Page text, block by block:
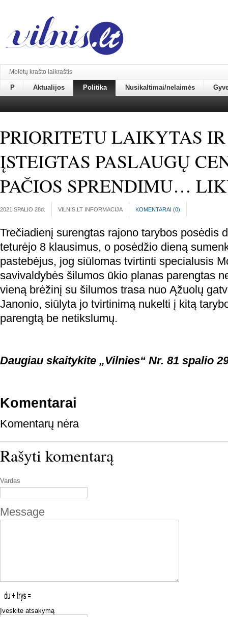
Molėtų krašto laikraštis
P Aktualijos Politika Nusikaltimai/nelaimės
PRIORITETU LAIKYTAS
ĮSTEIGTAS PASLAUGŲ
PAČIOS SPRENDIMU…
2021 SPALIO 28d. VILNIS.LT INFORMACIJA KOMENTARAI (0)
Trečiadienį surengtas rajono tarybos posėdis
teturėjo 8 klausimus, o posėdžio dieną
pastebėjus, jog siūlomas tvirtinti specialusis
savivaldybės šilumos ūkio planas parengtas
vieną brėžinį su šilumos trasa nuo Ąžuolų
Janonio, siūlyta jo tvirtinimą nukelti į kitą
parengtą be netikslumų.
Daugiau skaitykite „Vilnies“ Nr. 81 spalio
Komentarai
Komentarų nėra
Rašyti komentarą
Vardas
Message
Įveskite atsakymą